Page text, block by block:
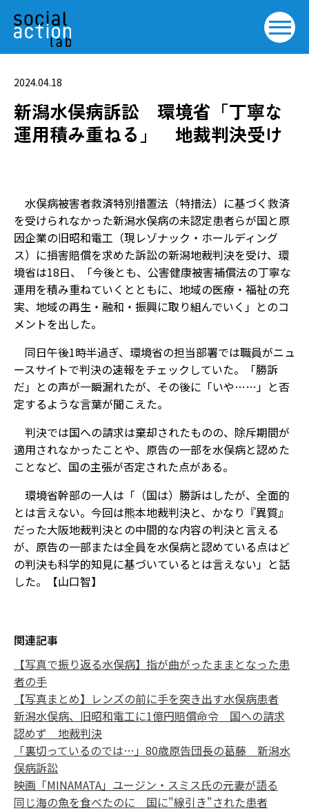
2024.04.18
新潟水俣病訴訟 環境省「丁寧な
運用積み重ねる」 地裁判決受け
水俣病被害者救済特別措置法（特措法）に基づく救済
を受けられなかった新潟水俣病の未認定患者らが国と原
因企業の旧昭和電工（現レゾナック・ホールディング
ス）に損害賠償を求めた訴訟の新潟地裁判決を受け、環
境省は18日、「今後とも、公害健康被害補償法の丁寧な
運用を積み重ねていくとともに、地域の医療・福祉の充
実、地域の再生・融和・振興に取り組んでいく」とのコ
メントを出した。
同日午後1時半過ぎ、環境省の担当部署では職員がニュ
ースサイトで判決の速報をチェックしていた。「勝訴
だ」との声が一瞬漏れたが、その後に「いや……」と否
定するような言葉が聞こえた。
判決では国への請求は棄却されたものの、除斥期間が
適用されなかったことや、原告の一部を水俣病と認めた
ことなど、国の主張が否定された点がある。
環境省幹部の一人は「（国は）勝訴はしたが、全面的
とは言えない。今回は熊本地裁判決と、かなり『異質』
だった大阪地裁判決との中間的な内容の判決と言える
が、原告の一部または全員を水俣病と認めている点はど
の判決も科学的知見に基づいているとは言えない」と話
した。【山口智】
関連記事
【写真で振り返る水俣病】指が曲がったままとなった患
者の手
【写真まとめ】レンズの前に手を突き出す水俣病患者
新潟水俣病、旧昭和電工に1億円賠償命令 国への請求
認めず 地裁判決
「裏切っているのでは…」80歳原告団長の葛藤 新潟水
俣病訴訟
映画「MINAMATA」ユージン・スミス氏の元妻が語る
同じ海の魚を食べたのに 国に"線引き"された患者